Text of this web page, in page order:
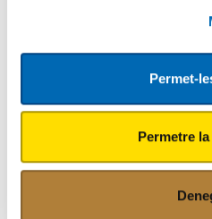
Permet-
Permetre
Fés el teu comentari